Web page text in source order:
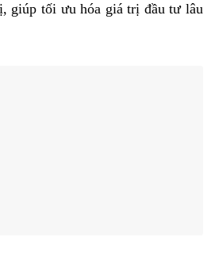
giúp tối ưu hóa giá trị đầu tư lâu